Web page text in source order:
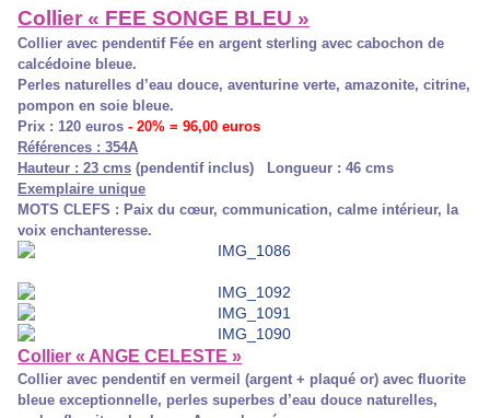
Collier « FEE SONGE BLEU »
Collier avec pendentif Fée en argent sterling avec cabochon de
calcédoine bleue.
Perles naturelles d’eau douce, aventurine verte, amazonite, citrine,
pompon en soie bleue.
Prix : 120 euros - 20% = 96,00 euros
Références : 354A
Hauteur : 23 cms (pendentif inclus) Longueur : 46 cms
Exemplaire unique
MOTS CLEFS : Paix du cœur, communication, calme intérieur, la
voix enchanteresse.
Collier « ANGE CELESTE »
Collier avec pendentif en vermeil (argent + plaqué or) avec fluorite
bleue exceptionnelle, perles superbes d’eau douce naturelles,